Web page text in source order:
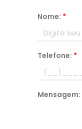
Nome: *
Telefone: *
Mensagem: